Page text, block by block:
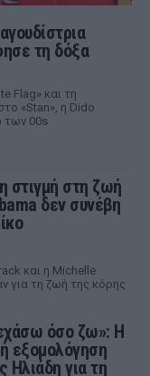
τη δόξα
Flag» και τη
«Stan», η Dido
των 00s
στιγμή στη ζωή
δεν συνέβη
και η Michelle
για τη ζωή της κόρης
όσο ζω»: Η
εξομολόγηση
Ηλιάδη για τη